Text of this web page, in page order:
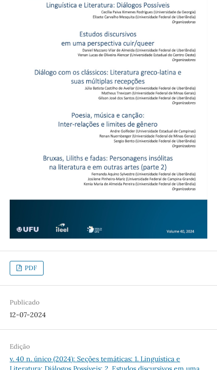
PDF
Publicado
12-07-2024
Edição
v. 40 n. único (2024): Seções temáticas: 1. Linguística e